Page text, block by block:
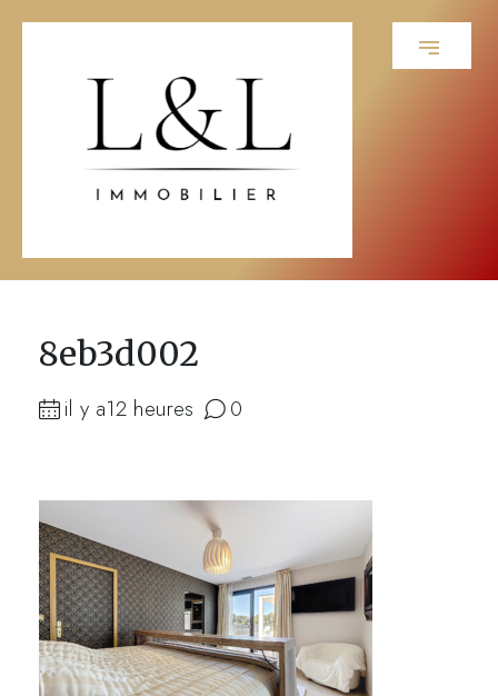
8eb3d002
il y a12 heures 0